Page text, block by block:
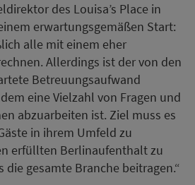
des Louisa’s Place in
erwartungsgemäßen Start:
alle mit einem eher
Allerdings ist der von den
Betreuungsaufwand
eine Vielzahl von Fragen und
abzuarbeiten ist. Ziel muss es
in ihrem Umfeld zu
erfüllten Berlinaufenthalt zu
die gesamte Branche beitragen.“